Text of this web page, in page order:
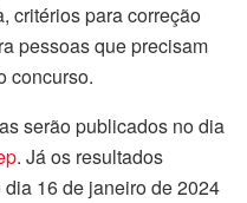
critérios para correção
pessoas que precisam
concurso.
serão publicados no dia
. Já os resultados
16 de janeiro de 2024